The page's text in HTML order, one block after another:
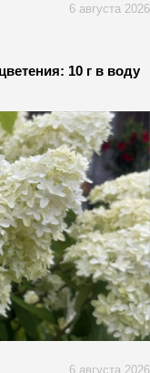
6 августа 2026
10 г в воду
6 августа 2026